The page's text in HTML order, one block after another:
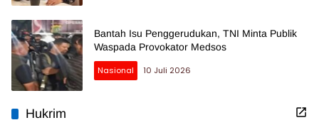
Bantah Isu Penggerudukan, TNI Minta Publik
Waspada Provokator Medsos
Nasional 10 Juli 2026
Hukrim